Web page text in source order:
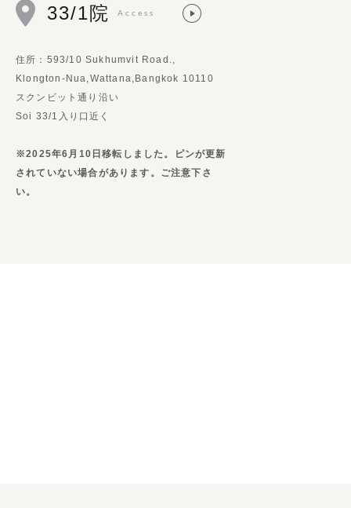
33/1院 Access
住所：593/10 Sukhumvit Road.,
Klongton-Nua,Wattana,Bangkok 10110
スクンビット通り沿い
Soi 33/1入り口近く
※2025年6月10日移転しました。ピンが更新
されていない場合があります。ご注意下さ
い。